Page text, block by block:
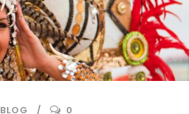
BLOG 0